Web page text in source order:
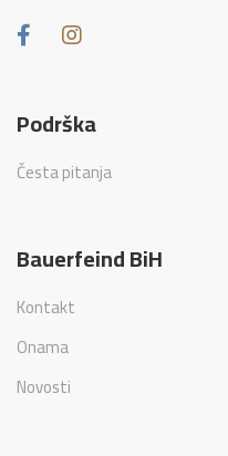
Podrška
Česta pitanja
Bauerfeind BiH
Kontakt
Onama
Novosti